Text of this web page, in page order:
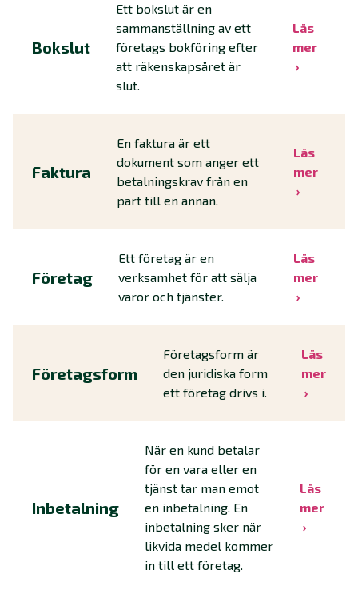
Bokslut
Ett bokslut är en
sammanställning av ett
företags bokföring efter
att räkenskapsåret är
slut.
Läs
mer
Faktura
En faktura är ett
dokument som anger ett
betalningskrav från en
part till en annan.
Läs
mer
Företag
Ett företag är en
verksamhet för att sälja
varor och tjänster.
Läs
mer
Företagsform
Företagsform är
den juridiska form
ett företag drivs i.
Läs
mer
Inbetalning
När en kund betalar
för en vara eller en
tjänst tar man emot
en inbetalning. En
inbetalning sker när
likvida medel kommer
in till ett företag.
Läs
mer